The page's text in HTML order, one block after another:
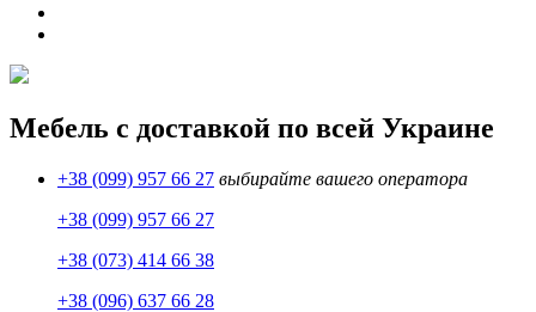
Мебель с доставкой по всей Украине
+38 (099) 957 66 27 выбирайте вашего оператора
+38 (099) 957 66 27
+38 (073) 414 66 38
+38 (096) 637 66 28